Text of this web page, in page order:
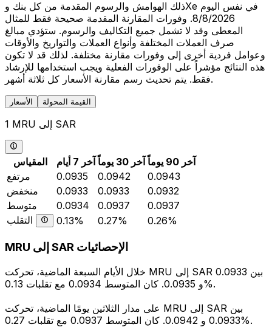
ذلك الهوامش والرسوم المقدمة من كل بنك وXe في نفس اليوم
8/8/2026. وفورات المقارنة المقدمة صحيحة فقط للمثال
المعطى وقد لا تشمل جميع التكاليف والرسوم. ستؤدي مبالغ
صرف العملات المختلفة وأنواع العملات والتواريخ والأوقات
وعوامل فردية أخرى إلى وفورات مقارنة مختلفة. لذلك قد لا تكون
هذه النتائج مؤشراً على الوفورات الفعلية ويجب استخدامها للإرشاد
فقط. يتم تحديث رسم مقارنة الأسعار كل ثلاثة أشهر.
الأسعار القيمة المحولة
1 MRU إلى SAR
المقياس آخر 7 أيام آخر 30 يوماً
آخر 90 يوماً
مرتفع
0.0935 0.0942
0.0943
منخفض
0.0933 0.0933
0.0932
متوسط
0.0934 0.0937
0.0937
التقلب
0.13% 0.27% 0.26%
MRU إلى SAR الإحصائيات
خلال الأيام السبعة الماضية، تحركت MRU إلى SAR بين 0.0933
و 0.0935. كان المتوسط 0.0934 مع تقلبات 0.13%.
على مدار الثلاثين يومًا الماضية، تحركت MRU إلى SAR بين
0.0933 و 0.0942. كان المتوسط 0.0937 مع تقلبات 0.27%.